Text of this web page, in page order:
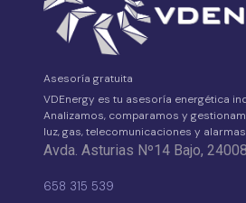
Asesoría gratuita
VDEnergy es tu asesoría energética
Analizamos, comparamos y
luz, gas, telecomunicaciones y
Avda. Asturias Nº14 Bajo,
658 315 539